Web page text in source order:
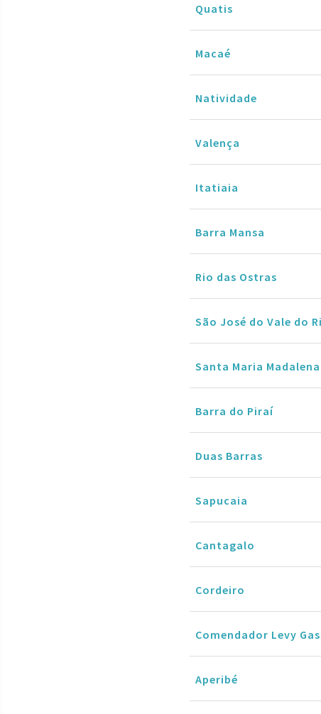
Quatis
Macaé
Natividade
Valença
Itatiaia
Barra Mansa
Rio das Ostras
São José do Vale do
Santa Maria Madalena
Barra do Piraí
Duas Barras
Sapucaia
Cantagalo
Cordeiro
Comendador Levy
Aperibé